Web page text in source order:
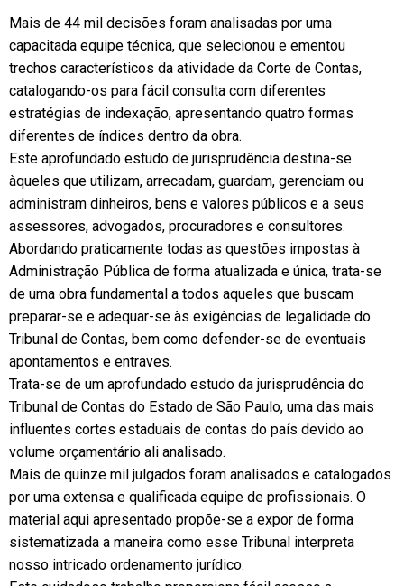
Mais de 44 mil decisões foram analisadas por uma
capacitada equipe técnica, que selecionou e ementou
trechos característicos da atividade da Corte de Contas,
catalogando-os para fácil consulta com diferentes
estratégias de indexação, apresentando quatro formas
diferentes de índices dentro da obra.
Este aprofundado estudo de jurisprudência destina-se
àqueles que utilizam, arrecadam, guardam, gerenciam ou
administram dinheiros, bens e valores públicos e a seus
assessores, advogados, procuradores e consultores.
Abordando praticamente todas as questões impostas à
Administração Pública de forma atualizada e única, trata-se
de uma obra fundamental a todos aqueles que buscam
preparar-se e adequar-se às exigências de legalidade do
Tribunal de Contas, bem como defender-se de eventuais
apontamentos e entraves.
Trata-se de um aprofundado estudo da jurisprudência do
Tribunal de Contas do Estado de São Paulo, uma das mais
influentes cortes estaduais de contas do país devido ao
volume orçamentário ali analisado.
Mais de quinze mil julgados foram analisados e catalogados
por uma extensa e qualificada equipe de profissionais. O
material aqui apresentado propõe-se a expor de forma
sistematizada a maneira como esse Tribunal interpreta
nosso intricado ordenamento jurídico.